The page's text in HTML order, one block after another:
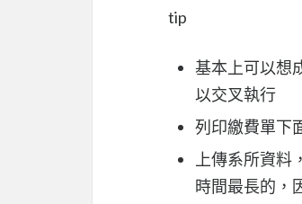
tip
基本上可以想
以交叉執行
列印繳費單下
上傳系所資
時間最長的，